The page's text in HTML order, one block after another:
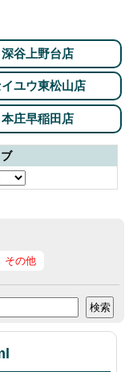
深谷上野台店
イユウ東松山店
本庄早稲田店
その他